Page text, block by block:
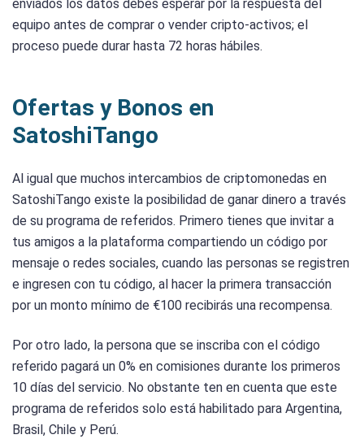
enviados los datos debes esperar por la respuesta del
equipo antes de comprar o vender cripto-activos; el
proceso puede durar hasta 72 horas hábiles.
Ofertas y Bonos en
SatoshiTango
Al igual que muchos intercambios de criptomonedas en
SatoshiTango existe la posibilidad de ganar dinero a través
de su programa de referidos. Primero tienes que invitar a
tus amigos a la plataforma compartiendo un código por
mensaje o redes sociales, cuando las personas se registren
e ingresen con tu código, al hacer la primera transacción
por un monto mínimo de €100 recibirás una recompensa.
Por otro lado, la persona que se inscriba con el código
referido pagará un 0% en comisiones durante los primeros
10 días del servicio. No obstante ten en cuenta que este
programa de referidos solo está habilitado para Argentina,
Brasil, Chile y Perú.